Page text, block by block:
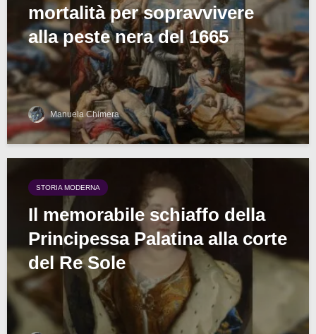
mortalità per sopravvivere
alla peste nera del 1665
Manuela Chimera
STORIA MODERNA
Il memorabile schiaffo della
Principessa Palatina alla corte
del Re Sole